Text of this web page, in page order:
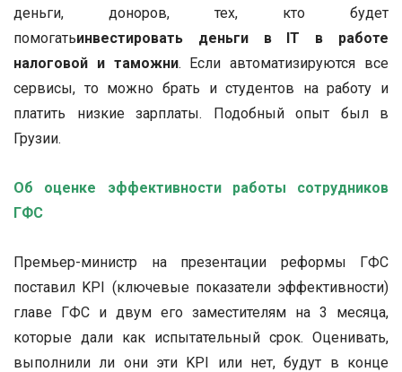
деньги, доноров, тех, кто будет
помогатьинвестировать деньги в IT в работе
налоговой и таможни. Если автоматизируются все
сервисы, то можно брать и студентов на работу и
платить низкие зарплаты. Подобный опыт был в
Грузии.
Об оценке эффективности работы сотрудников
ГФС
Премьер-министр на презентации реформы ГФС
поставил KPI (ключевые показатели эффективности)
главе ГФС и двум его заместителям на 3 месяца,
которые дали как испытательный срок. Оценивать,
выполнили ли они эти KPI или нет, будут в конце